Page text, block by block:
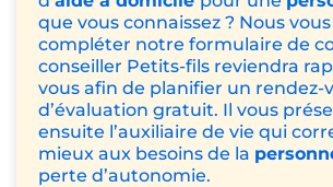
C’est pour cela que nous
ponctualité, la présentation et la
tous les auxiliaires de vie qui
travailler avec notre agence.
Un casier judiciaire vierge est
Avant de vous présenter une
vie, nous nous posons toujours la